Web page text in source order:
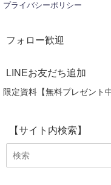
プライバシーポリシー
フォロー歓迎
LINEお友だち追加
限定資料【無料プレゼント
【サイト内検索】